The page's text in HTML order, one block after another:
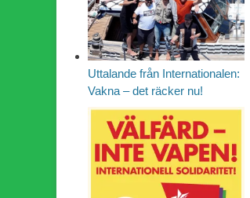
Uttalande från Internationalen:
Vakna – det räcker nu!